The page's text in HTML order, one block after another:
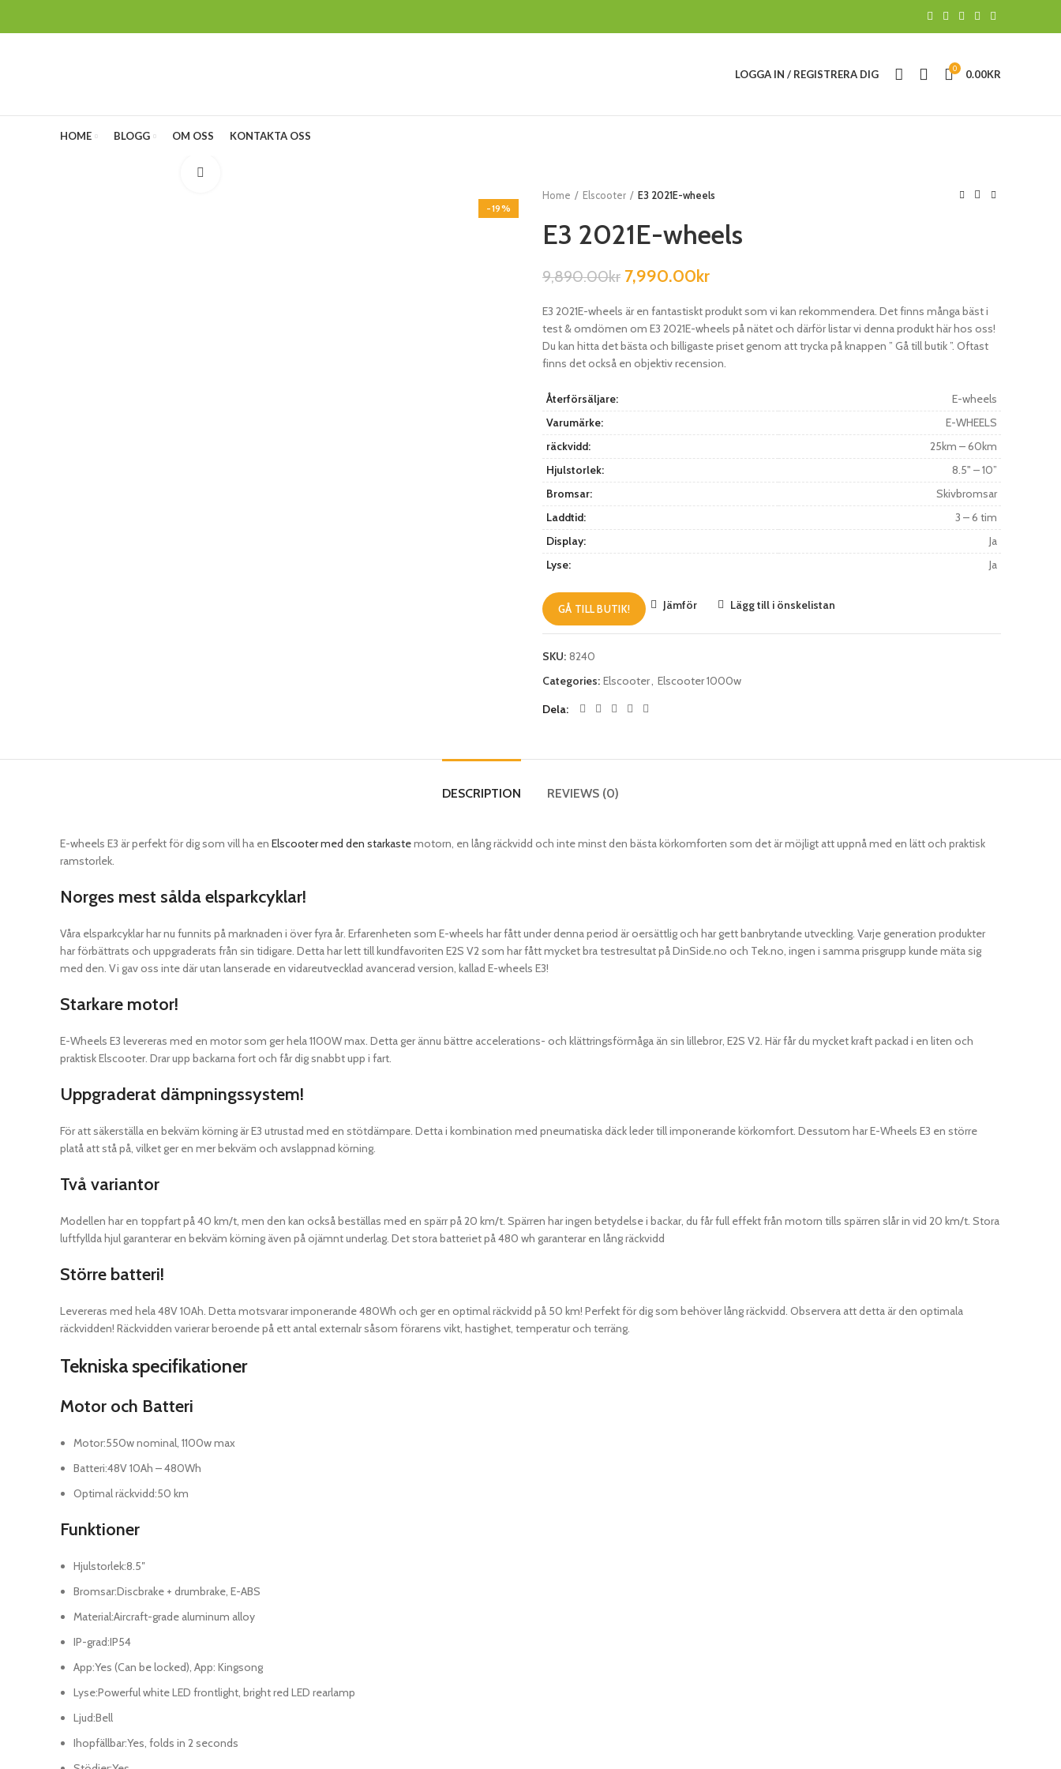
LOGGA IN / REGISTRERA DIG 0 0.00KR
HOME BLOGG OM OSS KONTAKTA OSS
-19%
Home
Elscooter E3 2021E-wheels
E3 2021E-wheels
9,890.00kr 7,990.00kr
E3 2021E-wheels är en fantastiskt produkt som vi kan rekommendera. Det finns många bäst i
test & omdömen om E3 2021E-wheels på nätet och därför listar vi denna produkt här hos oss!
Du kan hitta det bästa och billigaste priset genom att trycka på knappen ” Gå till butik ”. Oftast
finns det också en objektiv recension.
Återförsäljare:
E-wheels
Varumärke:
E-WHEELS
räckvidd:
25km – 60km
Hjulstorlek:
8.5" – 10”
Bromsar:
Skivbromsar
Laddtid:
3 – 6 tim
Display:
Ja
Lyse:
Ja
GÅ TILL BUTIK! Jämför Lägg till i önskelistan
SKU: 8240
Categories: Elscooter, Elscooter 1000w
Dela
DESCRIPTION REVIEWS (0)
E-wheels E3 är perfekt för dig som vill ha en Elscooter med den starkastemotorn, en lång räckvidd och inte minst den bästa körkomforten som det är möjligt att uppnå med en lätt och praktisk
ramstorlek.
Norges mest sålda elsparkcyklar!
Våra elsparkcyklar har nu funnits på marknaden i över fyra år. Erfarenheten som E-wheels har fått under denna period är oersättlig och har gett banbrytande utveckling. Varje generation produkter
har förbättrats och uppgraderats från sin tidigare. Detta har lett till kundfavoriten E2S V2 som har fått mycket bra testresultat på DinSide.no och Tek.no, ingen i samma prisgrupp kunde mäta sig
med den. Vi gav oss inte där utan lanserade en vidareutvecklad avancerad version, kallad E-wheels E3!
Starkare motor!
E-Wheels E3 levereras med en motor som ger hela 1100W max. Detta ger ännu bättre accelerations- och klättringsförmåga än sin lillebror, E2S V2. Här får du mycket kraft packad i en liten och
praktisk Elscooter. Drar upp backarna fort och får dig snabbt upp i fart.
Uppgraderat dämpningssystem!
För att säkerställa en bekväm körning är E3 utrustad med en stötdämpare. Detta i kombination med pneumatiska däck leder till imponerande körkomfort. Dessutom har E-Wheels E3 en större
platå att stå på, vilket ger en mer bekväm och avslappnad körning.
Två variantor
Modellen har en toppfart på 40 km/t, men den kan också beställas med en spärr på 20 km/t. Spärren har ingen betydelse i backar, du får full effekt från motorn tills spärren slår in vid 20 km/t. Stora
luftfyllda hjul garanterar en bekväm körning även på ojämnt underlag. Det stora batteriet på 480 wh garanterar en lång räckvidd
Större batteri!
Levereras med hela 48V 10Ah. Detta motsvarar imponerande 480Wh och ger en optimal räckvidd på 50 km! Perfekt för dig som behöver lång räckvidd. Observera att detta är den optimala
räckvidden! Räckvidden varierar beroende på ett antal externalr såsom förarens vikt, hastighet, temperatur och terräng.
Tekniska specifikationer
Motor och Batteri
Motor:550w nominal, 1100w max
Batteri:48V 10Ah – 480Wh
Optimal räckvidd:50 km
Funktioner
Hjulstorlek:8.5″
Bromsar:Discbrake + drumbrake, E-ABS
Material:Aircraft-grade aluminum alloy
IP-grad:IP54
App:Yes (Can be locked), App: Kingsong
Lyse:Powerful white LED frontlight, bright red LED rearlamp
Ljud:Bell
Ihopfällbar:Yes, folds in 2 seconds